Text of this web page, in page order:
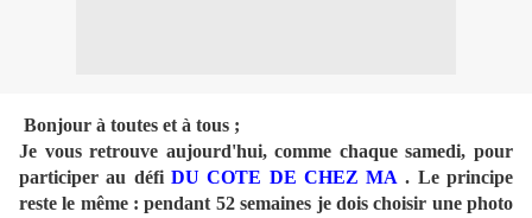
Bonjour à toutes et à tous ;
Je vous retrouve aujourd'hui, comme chaque samedi, pour
participer au défi DU COTE DE CHEZ MA . Le principe
reste le même : pendant 52 semaines je dois choisir une photo